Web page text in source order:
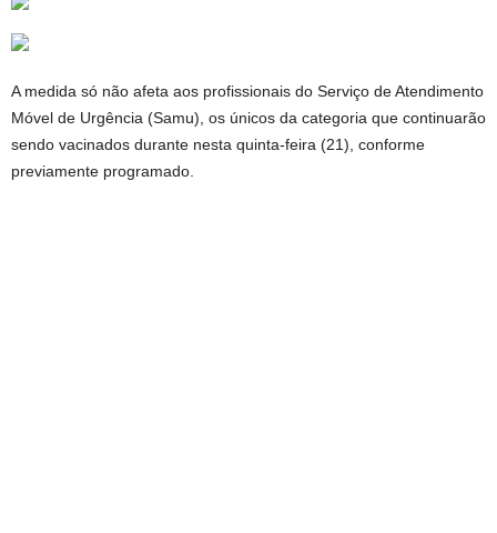
A medida só não afeta aos profissionais do Serviço de Atendimento
Móvel de Urgência (Samu), os únicos da categoria que continuarão
sendo vacinados durante nesta quinta-feira (21), conforme
previamente programado.